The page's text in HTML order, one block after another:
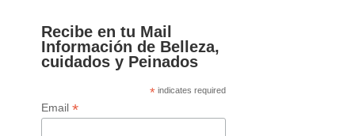
Recibe en tu Mail
Información de Belleza,
cuidados y Peinados
* indicates required
Email*